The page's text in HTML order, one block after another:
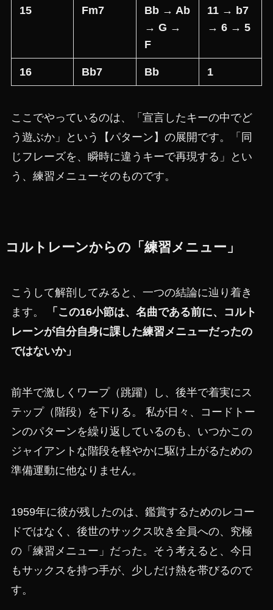
15 Fm7
Bb → Ab
→ G →
F
11 → b7
→ 6 → 5
16 Bb7 Bb 1
ここでやっているのは、「宣言したキーの中でど
う遊ぶか」という【パターン】の展開です。「同
じフレーズを、瞬時に違うキーで再現する」とい
う、練習メニューそのものです。
コルトレーンからの「練習メニュー」
こうして解剖してみると、一つの結論に辿り着き
ます。
「この16小節は、名曲である前に、コルト
レーンが自分自身に課した練習メニューだったの
ではないか」
前半で激しくワープ（跳躍）し、後半で着実にス
テップ（階段）を下りる。 私が日々、コードトー
ンのパターンを繰り返しているのも、いつかこの
ジャイアントな階段を軽やかに駆け上がるための
準備運動に他なりません。
1959年に彼が残したのは、鑑賞するためのレコー
ドではなく、後世のサックス吹き全員への、究極
の「練習メニュー」だった。そう考えると、今日
もサックスを持つ手が、少しだけ熱を帯びるので
す。